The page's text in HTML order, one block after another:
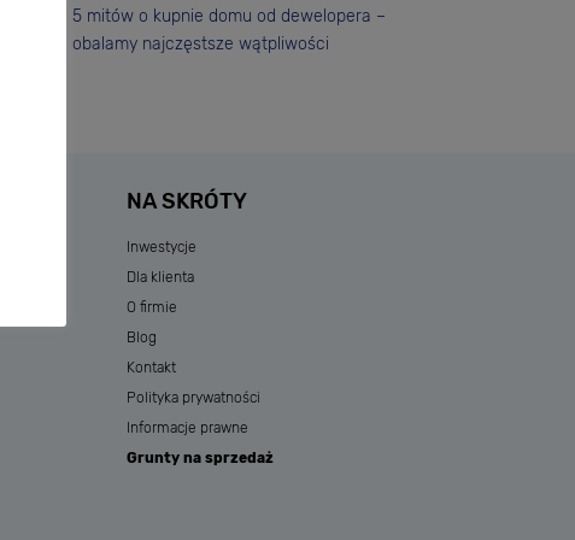
5 mitów o kupnie domu od dewelopera –
obalamy najczęstsze wątpliwości
NA SKRÓTY
Inwestycje
Dla klienta
O firmie
Blog
Kontakt
Polityka prywatności
Informacje prawne
Grunty na sprzedaż